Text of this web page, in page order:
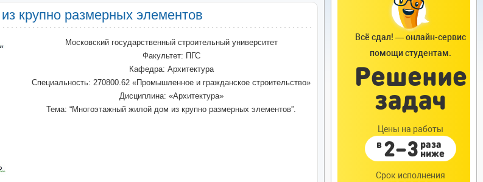
крупно размерных элементов
Московский государственный строительный университет
Факультет: ПГС
Кафедра: Архитектура
Специальность: 270800.62 «Промышленное и гражданское строительство»
Дисциплина: «Архитектура»
Тема: “Многоэтажный жилой дом из крупно размерных элементов”.